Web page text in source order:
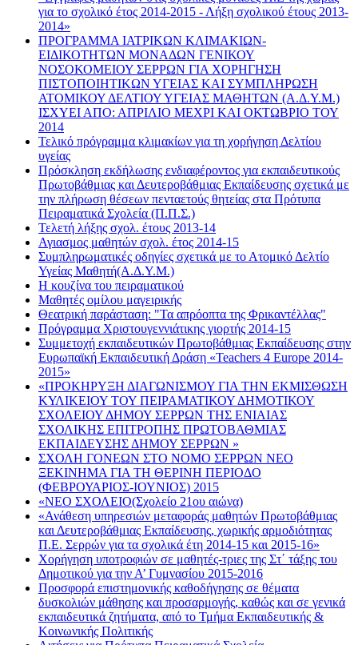
για το σχολικό έτος 2014-2015 - Λήξη σχολικού έτους 2013-
2014»
ΠΡΟΓΡΑΜΜΑ ΙΑΤΡΙΚΩΝ ΚΛΙΜΑΚΙΩΝ-
ΕΙΔΙΚΟΤΗΤΩΝ ΜΟΝΑΔΩΝ ΓΕΝΙΚΟΥ
ΝΟΣΟΚΟΜΕΙΟΥ ΣΕΡΡΩΝ ΓΙΑ ΧΟΡΗΓΗΣΗ
ΠΙΣΤΟΠΟΙΗΤΙΚΩΝ ΥΓΕΙΑΣ ΚΑΙ ΣΥΜΠΛΗΡΩΣΗ
ΑΤΟΜΙΚΟΥ ΔΕΛΤΙΟΥ ΥΓΕΙΑΣ ΜΑΘΗΤΩΝ (Α.Δ.Υ.Μ.)
ΙΣΧΥΕΙ ΑΠΟ: ΑΠΡΙΛΙΟ ΜΕΧΡΙ ΚΑΙ ΟΚΤΩΒΡΙΟ ΤΟΥ
2014
Τελικό πρόγραμμα κλιμακίων για τη χορήγηση Δελτίου
υγείας
Πρόσκληση εκδήλωσης ενδιαφέροντος για εκπαιδευτικούς
Πρωτοβάθμιας και Δευτεροβάθμιας Εκπαίδευσης σχετικά με
την πλήρωση θέσεων πενταετούς θητείας στα Πρότυπα
Πειραματικά Σχολεία (Π.Π.Σ.)
Τελετή λήξης σχολ. έτους 2013-14
Αγιασμος μαθητών σχολ. έτος 2014-15
Συμπληρωματικές οδηγίες σχετικά με το Ατομικό Δελτίο
Υγείας Μαθητή(Α.Δ.Υ.Μ.)
Η κουζίνα του πειραματικού
Μαθητές ομίλου μαγειρικής
Θεατρική παράσταση: "Τα απρόοπτα της Φρικαντέλλας"
Πρόγραμμα Χριστουγεννιάτικης γιορτής 2014-15
Συμμετοχή εκπαιδευτικών Πρωτοβάθμιας Εκπαίδευσης στην
Ευρωπαϊκή Εκπαιδευτική Δράση «Teachers 4 Europe 2014-
2015»
«ΠΡΟΚΗΡΥΞΗ ΔΙΑΓΩΝΙΣΜΟΥ ΓΙΑ ΤΗΝ ΕΚΜΙΣΘΩΣΗ
ΚΥΛΙΚΕΙΟΥ ΤΟΥ ΠΕΙΡΑΜΑΤΙΚΟΥ ΔΗΜΟΤΙΚΟΥ
ΣΧΟΛΕΙΟΥ ΔΗΜΟΥ ΣΕΡΡΩΝ ΤΗΣ ΕΝΙΑΙΑΣ
ΣΧΟΛΙΚΗΣ ΕΠΙΤΡΟΠΗΣ ΠΡΩΤΟΒΑΘΜΙΑΣ
ΕΚΠΑΙΔΕΥΣΗΣ ΔΗΜΟΥ ΣΕΡΡΩΝ »
ΣΧΟΛΗ ΓΟΝΕΩΝ ΣΤΟ ΝΟΜΟ ΣΕΡΡΩΝ ΝΕΟ
ΞΕΚΙΝΗΜΑ ΓΙΑ ΤH ΘΕΡΙΝΗ ΠΕΡΙΟΔΟ
(ΦΕΒΡΟΥΑΡΙΟΣ-ΙΟΥΝΙΟΣ) 2015
«ΝΕΟ ΣΧΟΛΕΙΟ(Σχολείο 21ου αιώνα)
«Ανάθεση υπηρεσιών μεταφοράς μαθητών Πρωτοβάθμιας
και Δευτεροβάθμιας Εκπαίδευσης, χωρικής αρμοδιότητας
Π.Ε. Σερρών για τα σχολικά έτη 2014-15 και 2015-16»
Χορήγηση υποτροφιών σε μαθητές-τριες της Στ΄ τάξης του
Δημοτικού για την Α’ Γυμνασίου 2015-2016
Προσφορά επιστημονικής καθοδήγησης σε θέματα
δυσκολιών μάθησης και προσαρμογής, καθώς και σε γενικά
εκπαιδευτικά ζητήματα, από το Τμήμα Εκπαιδευτικής &
Κοινωνικής Πολιτικής